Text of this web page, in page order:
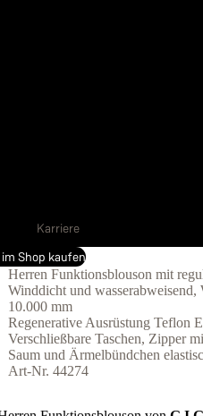
Karriere
Shop kaufen
Herren Funktionsblouson mit
Winddicht und wasserabweisend,
10.000 mm
Regenerative Ausrüstung Teflon
Verschließbare Taschen, Zipper
Saum und Ärmelbündchen
Art-Nr. 44274